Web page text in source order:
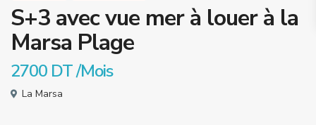
S+3 avec vue mer à louer à la
Marsa Plage
2700 DT/Mois
La Marsa